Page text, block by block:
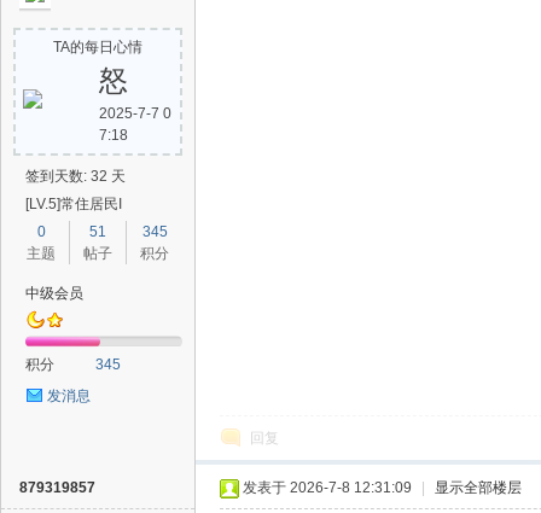
TA的每日心情
怒
2025-7-7 0
7:18
签到天数: 32 天
[LV.5]常住居民I
0
主题
51
帖子
345
积分
中级会员
积分
345
发消息
回复
879319857 发表于 2026-7-8 12:31:09 显示全部楼层